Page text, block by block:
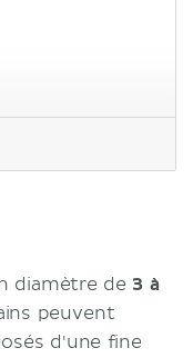
diamètre de 3 à
peuvent
d'une fine